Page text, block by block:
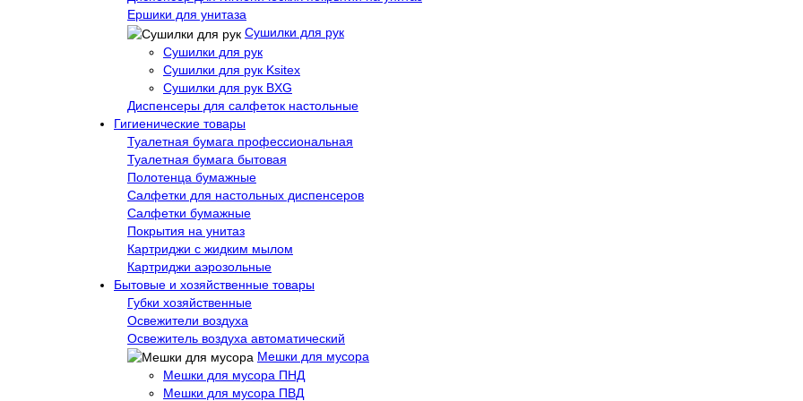
Ершики для унитаза
Сушилки для рук
Сушилки для рук
Сушилки для рук Ksitex
Сушилки для рук BXG
Диспенсеры для салфеток настольные
Гигиенические товары
Туалетная бумага профессиональная
Туалетная бумага бытовая
Полотенца бумажные
Салфетки для настольных диспенсеров
Салфетки бумажные
Покрытия на унитаз
Картриджи с жидким мылом
Картриджи аэрозольные
Бытовые и хозяйственные товары
Губки хозяйственные
Освежители воздуха
Освежитель воздуха автоматический
Мешки для мусора
Мешки для мусора ПНД
Мешки для мусора ПВД